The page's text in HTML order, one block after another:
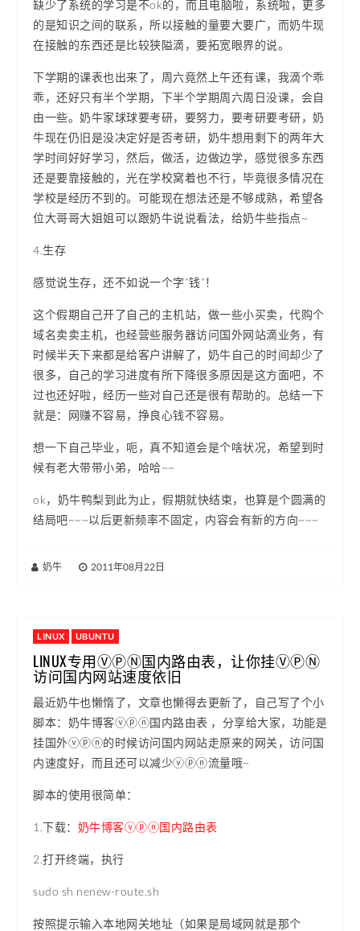
缺少了系统的学习是不ok的，而且电脑啦，系统啦，更多
的是知识之间的联系，所以接触的量要大要广，而奶牛现
在接触的东西还是比较狭隘滴，要拓宽眼界的说。
下学期的课表也出来了，周六竟然上午还有课，我滴个乖
乖，还好只有半个学期，下半个学期周六周日没课，会自
由一些。奶牛家球球要考研，要努力，要考研要考研，奶
牛现在仍旧是没决定好是否考研，奶牛想用剩下的两年大
学时间好好学习，然后，做活，边做边学，感觉很多东西
还是要靠接触的，光在学校窝着也不行，毕竟很多情况在
学校是经历不到的。可能现在想法还是不够成熟，希望各
位大哥哥大姐姐可以跟奶牛说说看法，给奶牛些指点~
4.生存
感觉说生存，还不如说一个字“钱”！
这个假期自己开了自己的主机站，做一些小买卖，代购个
域名卖卖主机，也经营些服务器访问国外网站滴业务，有
时候半天下来都是给客户讲解了，奶牛自己的时间却少了
很多，自己的学习进度有所下降很多原因是这方面吧，不
过也还好啦，经历一些对自己还是很有帮助的。总结一下
就是：网赚不容易，挣良心钱不容易。
想一下自己毕业，呃，真不知道会是个啥状况，希望到时
候有老大带带小弟，哈哈~~
ok，奶牛鸭梨到此为止，假期就快结束，也算是个圆满的
结局吧~~~以后更新频率不固定，内容会有新的方向~~~
奶牛 2011年08月22日
LINUX UBUNTU
LINUX专用ⓋⓅⓃ国内路由表，让你挂ⓋⓅⓃ
访问国内网站速度依旧
最近奶牛也懒惰了，文章也懒得去更新了，自己写了个小
脚本：奶牛博客ⓥⓟⓝ国内路由表 ，分享给大家，功能是
挂国外ⓥⓟⓝ的时候访问国内网站走原来的网关，访问国
内速度好，而且还可以减少ⓥⓟⓝ流量哦~
脚本的使用很简单：
1.下载： 奶牛博客ⓥⓟⓝ国内路由表
2.打开终端，执行
sudo sh nenew-route.sh
按照提示输入本地网关地址（如果是局域网就是那个